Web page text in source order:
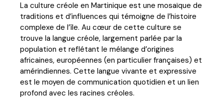
La culture créole en Martinique est une mosaïque de
traditions et d’influences qui témoigne de l’histoire
complexe de l’île. Au cœur de cette culture se
trouve la langue créole, largement parlée par la
population et reflétant le mélange d’origines
africaines, européennes (en particulier françaises) et
amérindiennes. Cette langue vivante et expressive
est le moyen de communication quotidien et un lien
profond avec les racines créoles.